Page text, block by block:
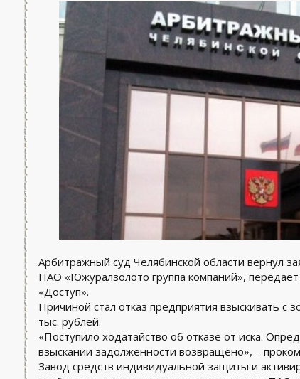
Арбитражный суд Челябинской области вернул
ПАО «Южуралзолото группа компаний», передает
«Доступ».
Причиной стал отказ предприятия взыскивать
тыс. рублей.
«Поступило ходатайство об отказе от иска.
взыскании задолженности возвращено», –
Завод средств индивидуальной защиты и